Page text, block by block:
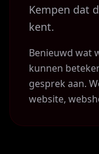
Kempen dat
kent.
Benieuwd wat
kunnen
gesprek aan.
website,